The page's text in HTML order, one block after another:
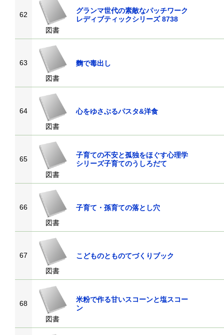
62
図書
グランマ世代の素敵なパッチワーク
レディブティックシリーズ 8738
63
図書
麴で毒出し
64
図書
心をゆさぶるパスタ&洋食
65
図書
子育ての不安と孤独をほぐす心理学
シリーズ子育てのうしろだて
66
図書
子育て・孫育ての落とし穴
67
図書
こどものとものてづくりブック
68
図書
米粉で作る甘いスコーンと塩スコー
ン